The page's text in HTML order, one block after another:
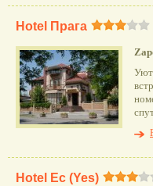
Hotel Прага
Hotel Ес (Yes)